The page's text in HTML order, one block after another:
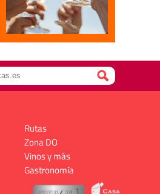
Rutas
Zona DO
Vinos y más
Gastronomía